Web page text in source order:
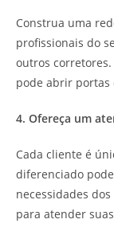
Construa uma
profissionais do
outros
pode abrir portas
4. Ofereça um
Cada cliente é
diferenciado
necessidades
para atender